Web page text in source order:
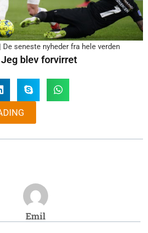
De seneste nyheder fra hele verden
blev forvirret
Emil